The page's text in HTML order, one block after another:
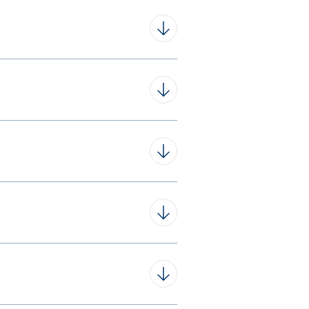
eRezeptes – ab dem